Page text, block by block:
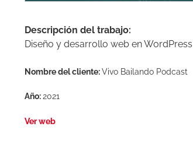
Descripción del trabajo:
Diseño y desarrollo web en
Nombre del cliente:Vivo Bailando Podcast
Año:2021
Ver web